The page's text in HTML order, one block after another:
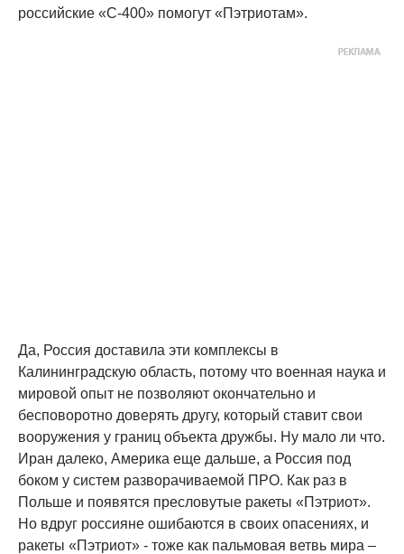
российские «С-400» помогут «Пэтриотам».
Да, Россия доставила эти комплексы в
Калининградскую область, потому что военная наука и
мировой опыт не позволяют окончательно и
бесповоротно доверять другу, который ставит свои
вооружения у границ объекта дружбы. Ну мало ли что.
Иран далеко, Америка еще дальше, а Россия под
боком у систем разворачиваемой ПРО. Как раз в
Польше и появятся пресловутые ракеты «Пэтриот».
Но вдруг россияне ошибаются в своих опасениях, и
ракеты «Пэтриот» - тоже как пальмовая ветвь мира –